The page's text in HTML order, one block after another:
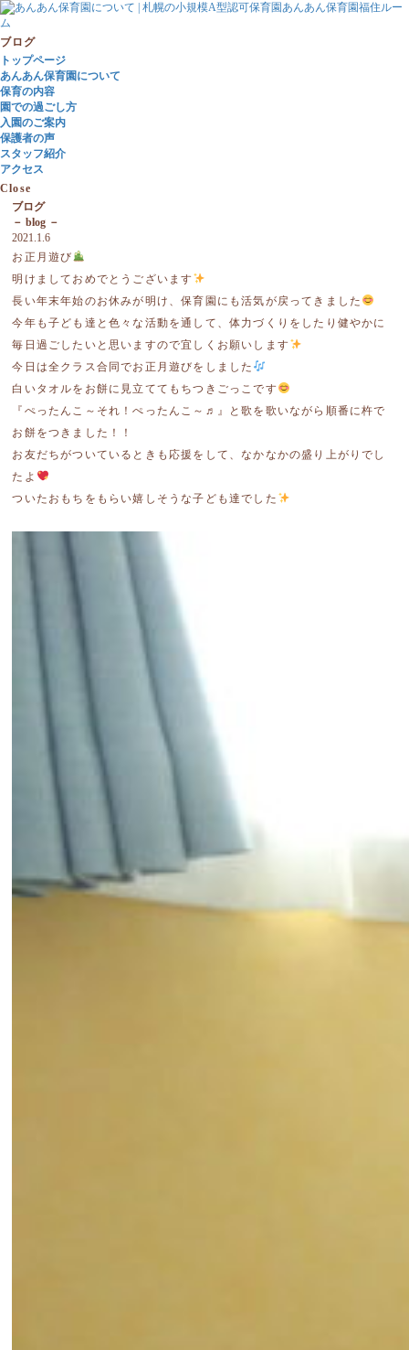
ブログ
トップページ
あんあん保育園について
保育の内容
園での過ごし方
入園のご案内
保護者の声
スタッフ紹介
アクセス
Close
ブログ
－ blog －
2021.1.6
お正月遊び
明けましておめでとうございます
長い年末年始のお休みが明け、保育園にも活気が戻ってきました
今年も子ども達と色々な活動を通して、体力づくりをしたり健やかに
毎日過ごしたいと思いますので宜しくお願いします
今日は全クラス合同でお正月遊びをしました
白いタオルをお餅に見立ててもちつきごっこです
『ぺったんこ～それ！ぺったんこ～♬』と歌を歌いながら順番に杵で
お餅をつきました！！
お友だちがついているときも応援をして、なかなかの盛り上がりでし
たよ
ついたおもちをもらい嬉しそうな子ども達でした